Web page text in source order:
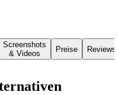
Screenshots
& Videos
Preise Reviews